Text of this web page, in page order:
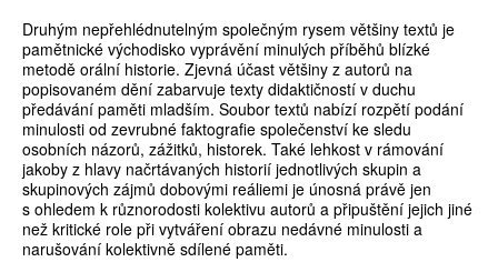
Druhým nepřehlédnutelným společným rysem většiny textů je
pamětnické východisko vyprávění minulých příběhů blízké
metodě orální historie. Zjevná účast většiny z autorů na
popisovaném dění zabarvuje texty didaktičností v duchu
předávání paměti mladším. Soubor textů nabízí rozpětí podání
minulosti od zevrubné faktografie společenství ke sledu
osobních názorů, zážitků, historek. Také lehkost v rámování
jakoby z hlavy načrtávaných historií jednotlivých skupin a
skupinových zájmů dobovými reáliemi je únosná právě jen
s ohledem k různorodosti kolektivu autorů a připuštění jejich jiné
než kritické role při vytváření obrazu nedávné minulosti a
narušování kolektivně sdílené paměti.